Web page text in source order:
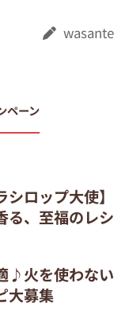
wasante
ペーン
シロップ大使】
る、至福のレシ
♪火を使わない
大募集